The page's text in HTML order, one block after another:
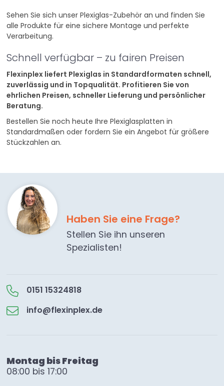
Sehen Sie sich unser Plexiglas-Zubehör an und finden Sie
alle Produkte für eine sichere Montage und perfekte
Verarbeitung.
Schnell verfügbar – zu fairen Preisen
Flexinplex liefert Plexiglas in Standardformaten schnell,
zuverlässig und in Topqualität. Profitieren Sie von
ehrlichen Preisen, schneller Lieferung und persönlicher
Beratung.
Bestellen Sie noch heute Ihre Plexiglasplatten in
Standardmaßen oder fordern Sie ein Angebot für größere
Stückzahlen an.
Haben Sie eine Frage?
Stellen Sie ihn unseren
Spezialisten!
0151 15324818
info@flexinplex.de
Montag bis Freitag
08:00 bis 17:00